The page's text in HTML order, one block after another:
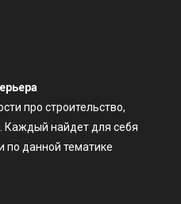
про строительство,
Каждый найдет для себя
по данной тематике